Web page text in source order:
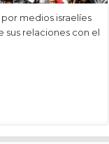
medios israelíes
relaciones con el